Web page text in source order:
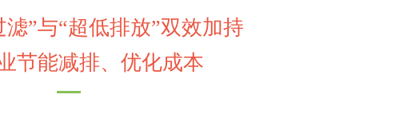
滤”与“超低排放”双效加持
节能减排、优化成本